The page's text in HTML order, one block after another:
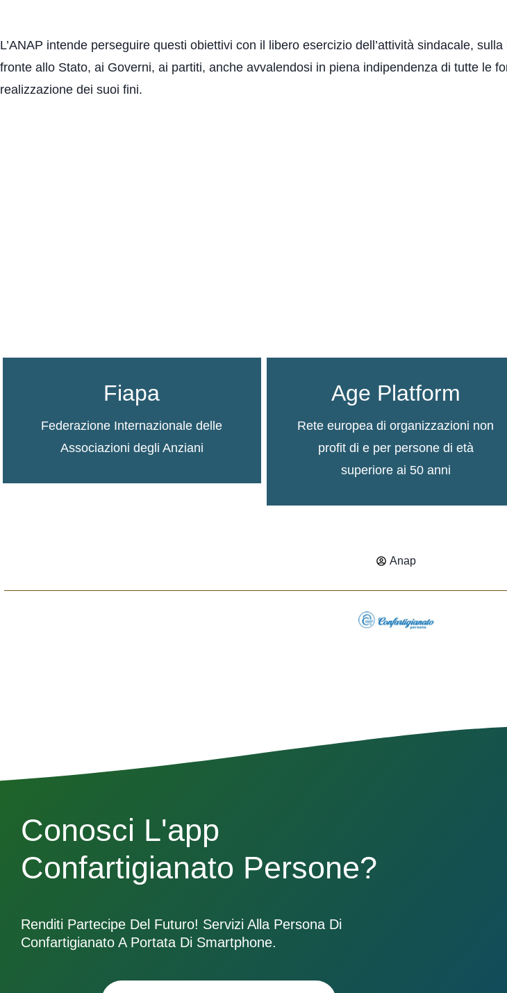
L’ANAP intende perseguire questi obiettivi con il libero esercizio dell’attività sindacale,
fronte allo Stato, ai Governi, ai partiti, anche avvalendosi in piena indipendenza di tutte le
realizzazione dei suoi fini.
Fiapa
Federazione Internazionale delle
Associazioni degli Anziani
Age Platform
Rete europea di organizzazioni non
profit di e per persone di età
superiore ai 50 anni
Anap
Conosci L'app
Confartigianato Persone?
Renditi Partecipe Del Futuro! Servizi Alla Persona Di
Confartigianato A Portata Di Smartphone.